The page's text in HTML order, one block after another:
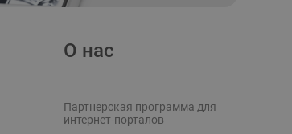
О нас
Партнерская программа для
интернет-порталов